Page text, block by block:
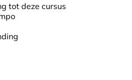
tot deze cursus